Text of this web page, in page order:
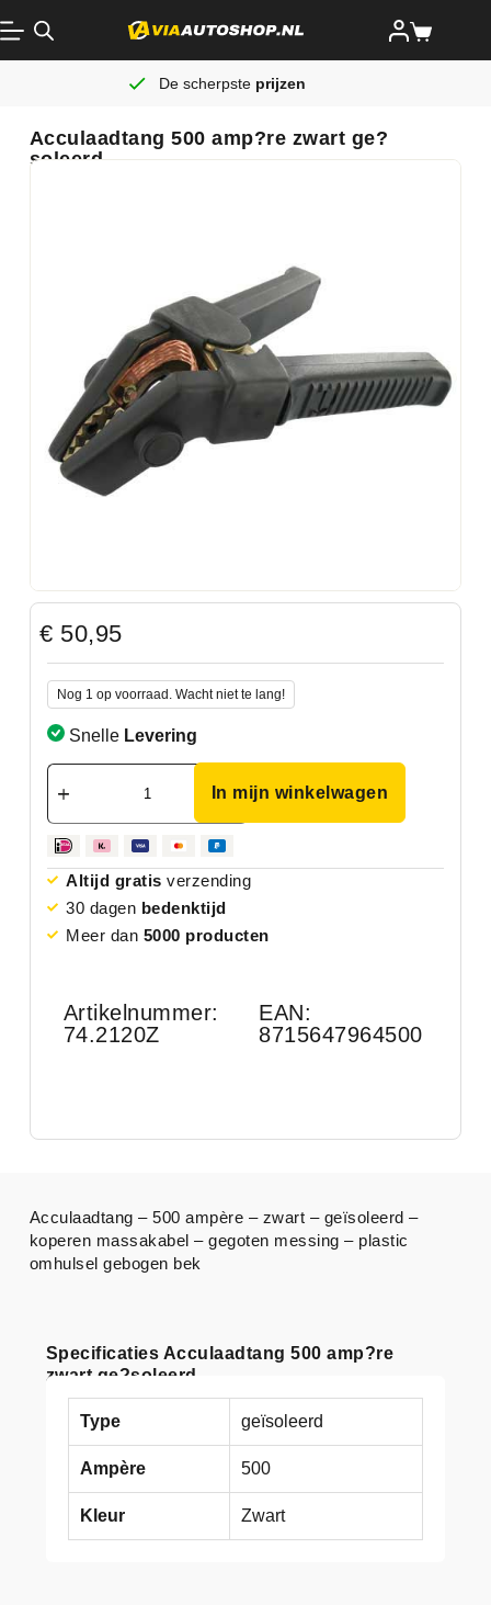
De scherpste prijzen
Acculaadtang 500 amp?re zwart ge?
soleerd
€ 50,95
Nog 1 op voorraad. Wacht niet te lang!
Snelle Levering
In mijn winkelwagen
Altijd gratis verzending
30 dagen bedenktijd
Meer dan 5000 producten
Artikelnummer:
74.2120Z
EAN:
8715647964500
Specificaties Acculaadtang 500 amp?re
zwart ge?soleerd
Type geïsoleerd
Ampère 500
Kleur Zwart
Acculaadtang – 500 ampère – zwart – geïsoleerd –
koperen massakabel – gegoten messing – plastic
omhulsel gebogen bek